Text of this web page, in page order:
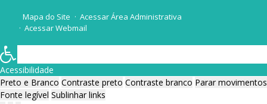
Mapa do Site
Acessar Área Administrativa
Acessar Webmail
Acessibilidade
Preto e Branco Contraste preto Contraste branco Parar movimentos
Fonte legível Sublinhar links